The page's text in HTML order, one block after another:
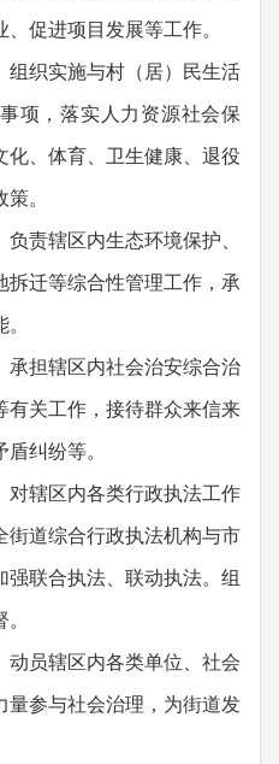
促进项目发展等工作。
织实施与村（居）民生活
项，落实人力资源社会保
、体育、卫生健康、退役
。
责辖区内生态环境保护、
迁等综合性管理工作，承
担辖区内社会治安综合治
有关工作，接待群众来信来
纠纷等。
辖区内各类行政执法工作
街道综合行政执法机构与市
联合执法、联动执法。组
员辖区内各类单位、社会
量参与社会治理，为街道发